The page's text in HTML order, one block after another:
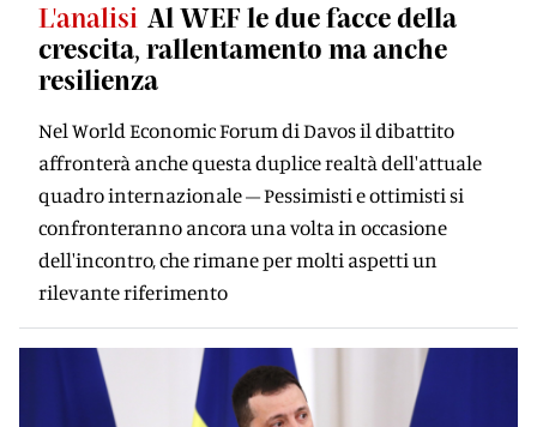
L'analisi Al WEF le due facce della
crescita, rallentamento ma anche
resilienza
Nel World Economic Forum di Davos il dibattito
affronterà anche questa duplice realtà dell'attuale
quadro internazionale – Pessimisti e ottimisti si
confronteranno ancora una volta in occasione
dell'incontro, che rimane per molti aspetti un
rilevante riferimento